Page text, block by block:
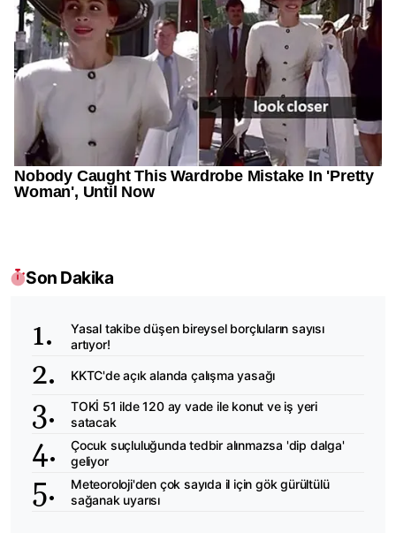
Son Dakika
Yasal takibe düşen bireysel borçluların sayısı
artıyor!
KKTC'de açık alanda çalışma yasağı
TOKİ 51 ilde 120 ay vade ile konut ve iş yeri
satacak
Çocuk suçluluğunda tedbir alınmazsa 'dip dalga'
geliyor
Meteoroloji'den çok sayıda il için gök gürültülü
sağanak uyarısı